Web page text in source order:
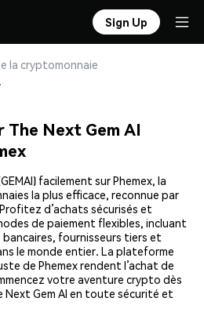
Sign Up
la cryptomonnaie
The Next Gem AI
facilement sur Phemex, la
la plus efficace, reconnue par
d’achats sécurisés et
de paiement flexibles, incluant
fournisseurs tiers et
le monde entier. La plateforme
de Phemex rendent l’achat de
votre aventure crypto dès
Gem AI en toute sécurité et